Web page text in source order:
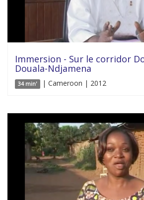
Immersion - Sur le corridor
Douala-Ndjamena
34 min' | Cameroon | 2012